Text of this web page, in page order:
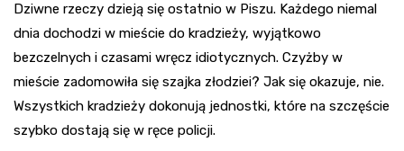
Dziwne rzeczy dzieją się ostatnio w Piszu. Każdego niemal
dnia dochodzi w mieście do kradzieży, wyjątkowo
bezczelnych i czasami wręcz idiotycznych. Czyżby w
mieście zadomowiła się szajka złodziei? Jak się okazuje, nie.
Wszystkich kradzieży dokonują jednostki, które na szczęście
szybko dostają się w ręce policji.